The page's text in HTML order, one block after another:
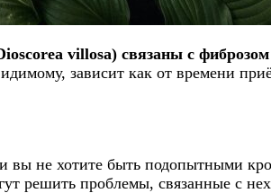
villosa) связаны с
зависит как от времени
не хотите быть подопытными
решить проблемы, связанные с